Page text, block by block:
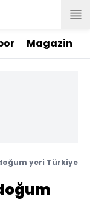
Magazin
yeri Türkiye